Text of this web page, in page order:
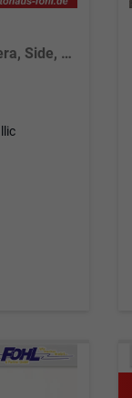
1.0 TSI 85 kW Life DSG Life, AHK, LED, Kamera, Side, ACC, Winter, sofort
(PDF)